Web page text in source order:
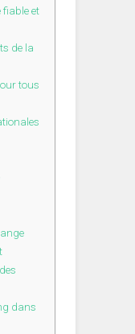
fiable et
de la
tous
dans